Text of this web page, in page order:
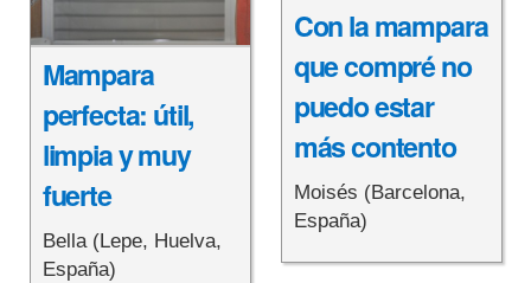
Mampara
perfecta: útil,
limpia y muy
fuerte
Bella (Lepe, Huelva,
España)
Con la mampara
que compré no
puedo estar
más contento
Moisés (Barcelona,
España)